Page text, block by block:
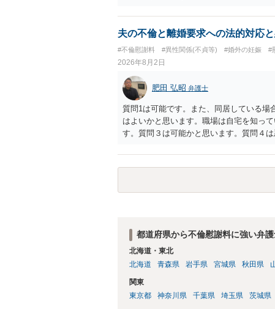
夫の不倫と離婚要求への法的対応
#不倫慰謝料 #異性関係(不貞等) #婚外の妊娠 #
2026年8月2日
肥田 弘昭 弁護士
質問1は可能です。また、同居している
はよいかと思います。職場は自宅を知っ
す。質問３は可能かと思います。質問４
い、相続権が発生します。合意があれば
能です。質問７は不貞行為の写真データ
のであれば十分かと思います。ご参考に
都道府県から不倫慰謝料に強い弁
北海道・東北
北海道
青森県 岩手県 宮城県 秋田県
関東
東京都
神奈川県 千葉県 埼玉県 茨城県